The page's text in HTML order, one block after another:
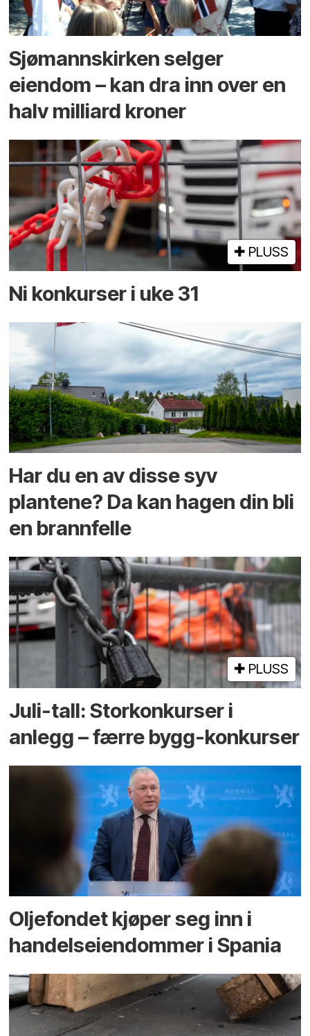
Sjømannskirken selger
eiendom – kan dra inn over en
halv milliard kroner
PLUSS
Ni konkurser i uke 31
Har du en av disse syv
plantene? Da kan hagen din bli
en brannfelle
PLUSS
Juli-tall: Storkonkurser i
anlegg – færre bygg-konkurser
Oljefondet kjøper seg inn i
handels­eiendommer i Spania